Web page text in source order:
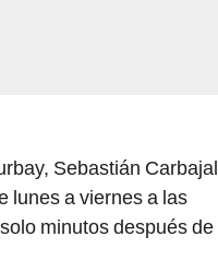
Sebastián Carbajal
lunes a viernes a las
minutos después de